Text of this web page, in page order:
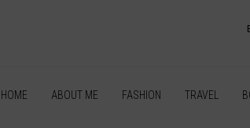
HOME ABOUT ME FASHION TRAVEL